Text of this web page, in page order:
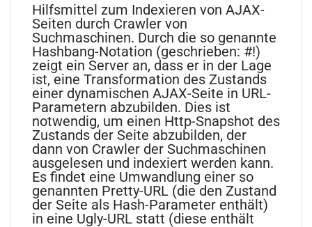
Hilfsmittel zum Indexieren von AJAX-
Seiten durch Crawler von
Suchmaschinen. Durch die so genannte
Hashbang-Notation (geschrieben: #!)
zeigt ein Server an, dass er in der Lage
ist, eine Transformation des Zustands
einer dynamischen AJAX-Seite in URL-
Parametern abzubilden. Dies ist
notwendig, um einen Http-Snapshot des
Zustands der Seite abzubilden, der
dann von Crawler der Suchmaschinen
ausgelesen und indexiert werden kann.
Es findet eine Umwandlung einer so
genannten Pretty-URL (die den Zustand
der Seite als Hash-Parameter enthält)
in eine Ugly-URL statt (diese enthält